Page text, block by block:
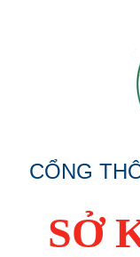
CỔNG
SỞ